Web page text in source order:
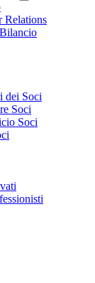
Relations
dei Soci
Soci
Soci